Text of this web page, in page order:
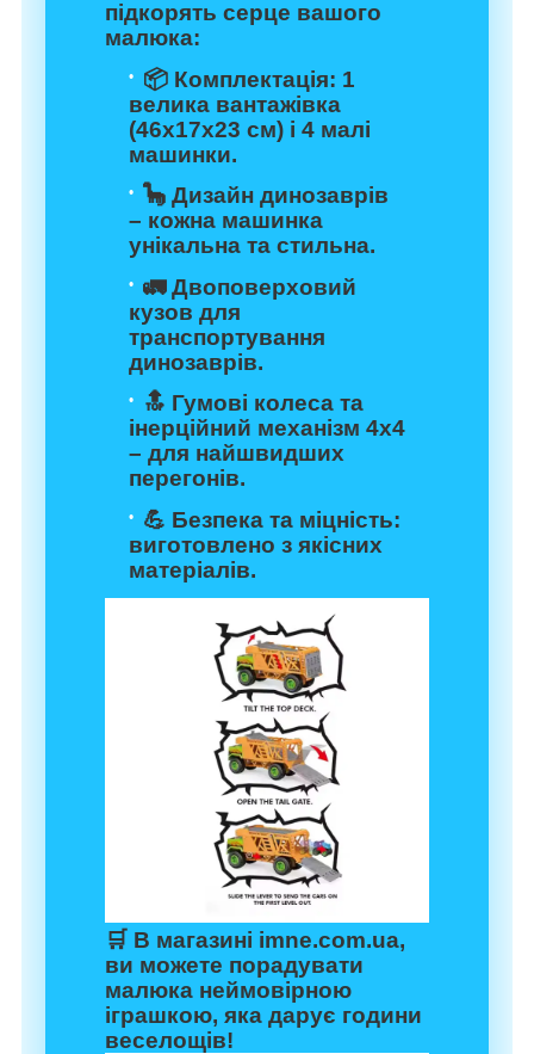
підкорять серце вашого
малюка:
📦 Комплектація: 1
велика вантажівка
(46х17х23 см) і 4 малі
машинки.
🦕 Дизайн динозаврів
– кожна машинка
унікальна та стильна.
🚛Двоповерховий
кузов для
транспортування
динозаврів.
🔝 Гумові колеса та
інерційний механізм 4х4
– для найшвидших
перегонів.
💪 Безпека та міцність:
виготовлено з якісних
матеріалів.
🛒 В магазині imne.com.ua,
ви можете порадувати
малюка неймовірною
іграшкою, яка дарує години
веселощів!